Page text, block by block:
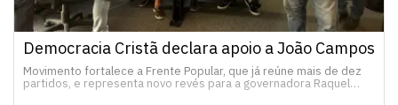
Democracia Cristã declara apoio a João Campos
Movimento fortalece a Frente Popular, que já reúne mais de dez
partidos, e representa novo revés para a governadora Raquel…